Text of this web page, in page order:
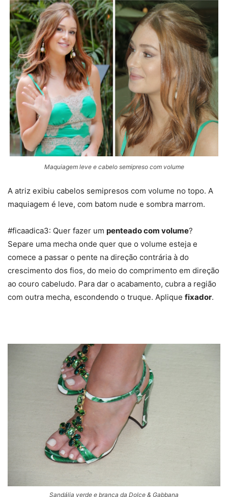
Maquiagem leve e cabelo semipreso com volume
A atriz exibiu cabelos semipresos com volume no topo. A
maquiagem é leve, com batom nude e sombra marrom.
#ficaadica3: Quer fazer um penteado com volume?
Separe uma mecha onde quer que o volume esteja e
comece a passar o pente na direção contrária à do
crescimento dos fios, do meio do comprimento em direção
ao couro cabeludo. Para dar o acabamento, cubra a região
com outra mecha, escondendo o truque. Aplique fixador.
Sandália verde e branca da Dolce & Gabbana